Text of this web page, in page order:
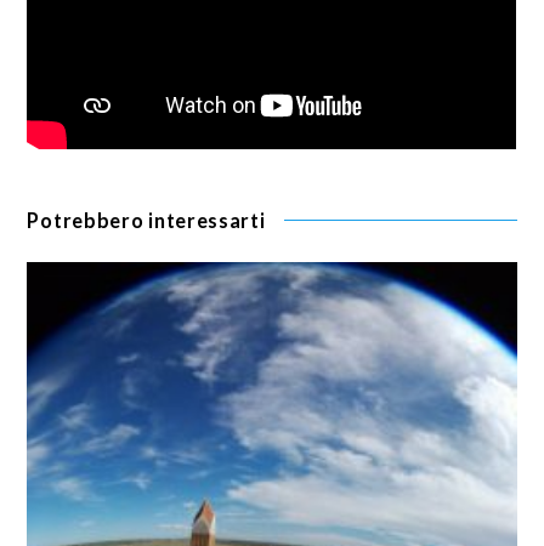
Potrebbero interessarti